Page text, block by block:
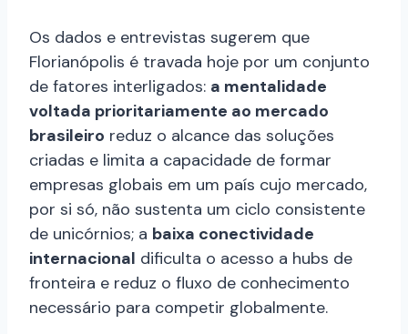
Os dados e entrevistas sugerem que
Florianópolis é travada hoje por um conjunto
de fatores interligados: a mentalidade
voltada prioritariamente ao mercado
brasileiro reduz o alcance das soluções
criadas e limita a capacidade de formar
empresas globais em um país cujo mercado,
por si só, não sustenta um ciclo consistente
de unicórnios; a baixa conectividade
internacional dificulta o acesso a hubs de
fronteira e reduz o fluxo de conhecimento
necessário para competir globalmente.